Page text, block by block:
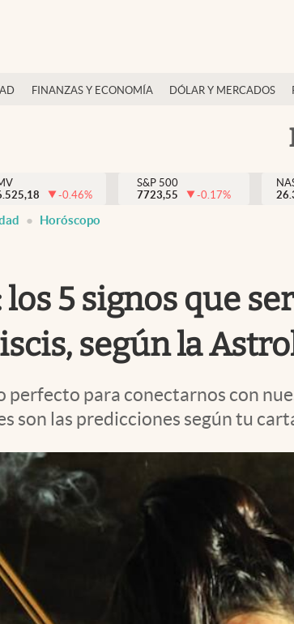
FINANZAS Y ECONOMÍA DÓLAR Y MERCADOS
-0.46%
S&P 500
7723,55
-0.17%
Horóscopo
5 signos que
según la
perfecto para conectarnos con
son las predicciones según tu